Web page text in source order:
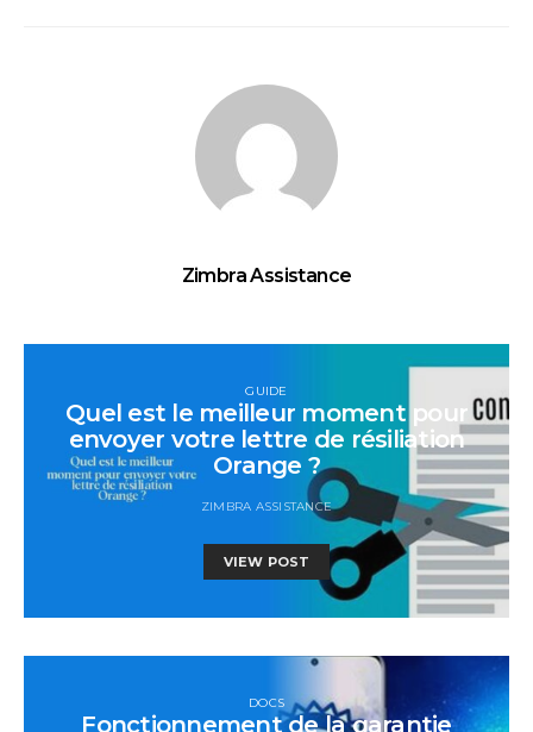
Zimbra Assistance
GUIDE
Quel est le meilleur moment pour
envoyer votre lettre de résiliation
Orange ?
ZIMBRA ASSISTANCE
VIEW POST
DOCS
Fonctionnement de la garantie